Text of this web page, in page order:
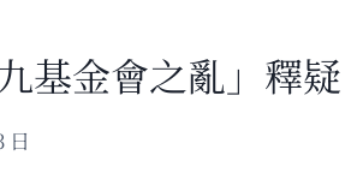
九基金會之亂」釋疑
日